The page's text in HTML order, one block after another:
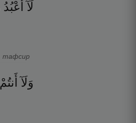
لَآ أَعْبُدُ
тафсир
وَلَآ أَنتُمْ